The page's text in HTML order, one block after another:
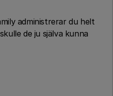
administrerar du helt
de ju själva kunna